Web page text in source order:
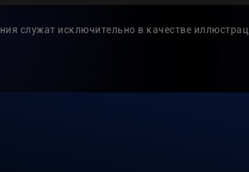
служат исключительно в качестве